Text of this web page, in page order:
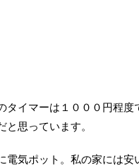
タイマーは１０００円程
と思っています。
電気ポット。私の家には安